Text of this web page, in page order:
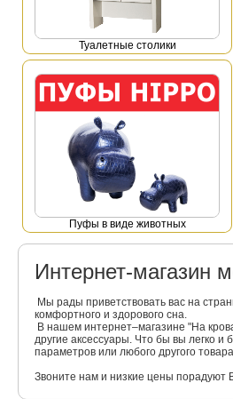
Туалетные столики
Пуфы в виде животных
Интернет-магазин
Мы рады приветствовать вас на
комфортного и здорового сна.
В нашем интернет–магазине "На
другие аксессуары. Что бы вы легко и
параметров или любого другого
Звоните нам и низкие цены порадуют